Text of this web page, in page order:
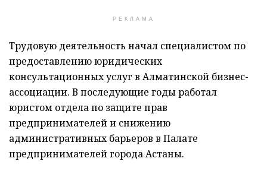
РЕКЛАМА
Трудовую деятельность начал специалистом по
предоставлению юридических
консультационных услуг в Алматинской бизнес-
ассоциации. В последующие годы работал
юристом отдела по защите прав
предпринимателей и снижению
административных барьеров в Палате
предпринимателей города Астаны.